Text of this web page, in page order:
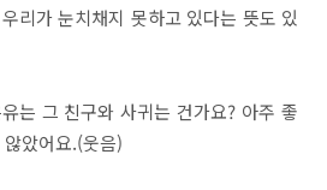
우리가 눈치채지 못하고 있다는 뜻도 있
는 그 친구와 사귀는 건가요? 아주 좋
않았어요.(웃음)